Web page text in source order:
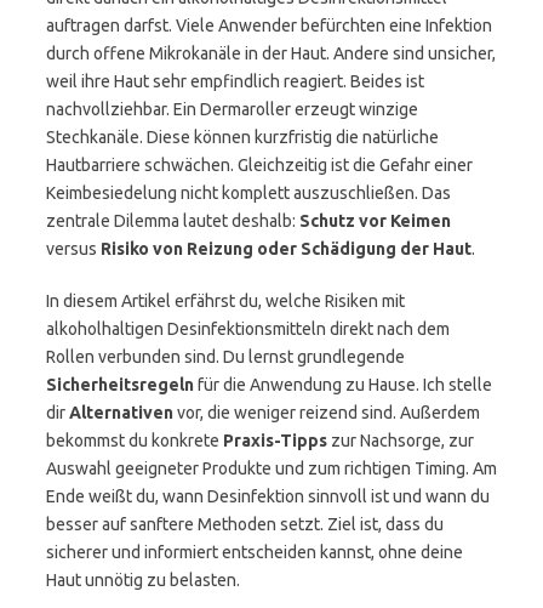
auftragen darfst. Viele Anwender befürchten eine Infektion
durch offene Mikrokanäle in der Haut. Andere sind unsicher,
weil ihre Haut sehr empfindlich reagiert. Beides ist
nachvollziehbar. Ein Dermaroller erzeugt winzige
Stechkanäle. Diese können kurzfristig die natürliche
Hautbarriere schwächen. Gleichzeitig ist die Gefahr einer
Keimbesiedelung nicht komplett auszuschließen. Das
zentrale Dilemma lautet deshalb: Schutz vor Keimen
versus Risiko von Reizung oder Schädigung der Haut.
In diesem Artikel erfährst du, welche Risiken mit
alkoholhaltigen Desinfektionsmitteln direkt nach dem
Rollen verbunden sind. Du lernst grundlegende
Sicherheitsregelnfür die Anwendung zu Hause. Ich stelle
dirAlternativenvor, die weniger reizend sind. Außerdem
bekommst du konkrete Praxis-Tipps zur Nachsorge, zur
Auswahl geeigneter Produkte und zum richtigen Timing. Am
Ende weißt du, wann Desinfektion sinnvoll ist und wann du
besser auf sanftere Methoden setzt. Ziel ist, dass du
sicherer und informiert entscheiden kannst, ohne deine
Haut unnötig zu belasten.